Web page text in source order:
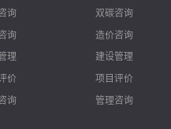
询
询
理
价
询
双碳咨询
造价咨询
建设管理
项目评价
管理咨询